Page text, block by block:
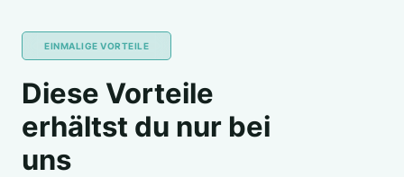
EINMALIGE VORTEILE
Diese Vorteile
erhältst du nur bei
uns